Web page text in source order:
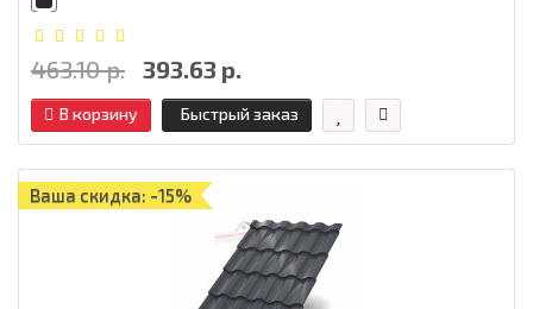
463.10 р. 393.63 р.
В корзину Быстрый заказ
Ваша скидка: -15%